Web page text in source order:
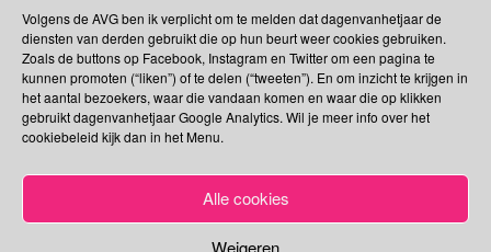
Volgens de AVG ben ik verplicht om te melden dat dagenvanhetjaar de
diensten van derden gebruikt die op hun beurt weer cookies gebruiken.
Zoals de buttons op Facebook, Instagram en Twitter om een pagina te
kunnen promoten (“liken”) of te delen (“tweeten”). En om inzicht te krijgen in
het aantal bezoekers, waar die vandaan komen en waar die op klikken
gebruikt dagenvanhetjaar Google Analytics. Wil je meer info over het
cookiebeleid kijk dan in het Menu.
Alle cookies
Weigeren
Deel dit bericht
F
a
c
e
b
T
wi
tt
er
Augustus atoombom,